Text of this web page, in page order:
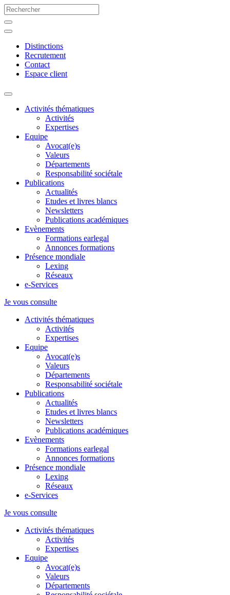
Distinctions
Recrutement
Contact
Espace client
Activités thématiques
Activités
Expertises
Equipe
Avocat(e)s
Valeurs
Départements
Responsabilité sociétale
Publications
Actualités
Etudes et livres blancs
Newsletters
Publications académiques
Evènements
Formations earlegal
Annonces formations
Présence mondiale
Lexing
Réseaux
e-Services
Je vous consulte
Activités thématiques
Activités
Expertises
Equipe
Avocat(e)s
Valeurs
Départements
Responsabilité sociétale
Publications
Actualités
Etudes et livres blancs
Newsletters
Publications académiques
Evènements
Formations earlegal
Annonces formations
Présence mondiale
Lexing
Réseaux
e-Services
Je vous consulte
Activités thématiques
Activités
Expertises
Equipe
Avocat(e)s
Valeurs
Départements